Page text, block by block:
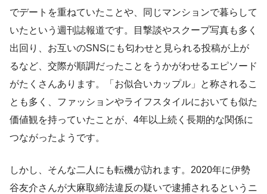
でデートを重ねていたことや、同じマンションで暮らして
いたという週刊誌報道です。目撃談やスクープ写真も多く
出回り、お互いのSNSにも匂わせと見られる投稿が上が
るなど、交際が順調だったことをうかがわせるエピソード
がたくさんあります。「お似合いカップル」と称されるこ
とも多く、ファッションやライフスタイルにおいても似た
価値観を持っていたことが、4年以上続く長期的な関係に
つながったようです。
しかし、そんな二人にも転機が訪れます。2020年に伊勢
谷友介さんが大麻取締法違反の疑いで逮捕されるというニ